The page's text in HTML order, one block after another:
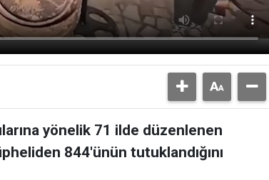
yönelik 71 ilde düzenlenen
844'ünün tutuklandığını